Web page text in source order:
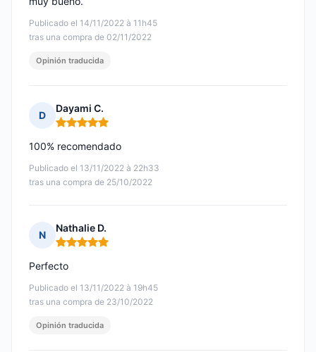
Publicado el 14/11/2022 à 11h45
tras una compra de 02/11/2022
Opinión traducida
D
Dayami C.
Nota: 5 de 5
Publicado el 13/11/2022 à 22h33
tras una compra de 25/10/2022
100% recomendado
N
Nathalie D.
Nota: 5 de 5
Publicado el 13/11/2022 à 19h45
tras una compra de 23/10/2022
Perfecto
Opinión traducida